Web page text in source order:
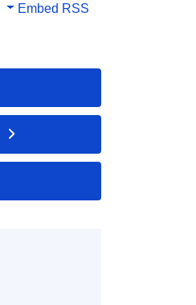
Embed RSS